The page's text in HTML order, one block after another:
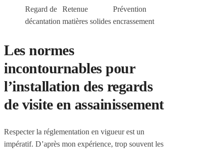
Regard de
décantation
Retenue
matières solides
Prévention
encrassement
Les normes
incontournables pour
l’installation des regards
de visite en assainissement
Respecter la réglementation en vigueur est un
impératif. D’après mon expérience, trop souvent les